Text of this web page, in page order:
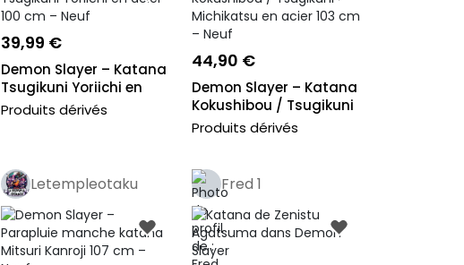
39,99 €
Demon Slayer – Katana
Tsugikuni Yoriichi en
acier...
Produits dérivés
44,90 €
Demon Slayer – Katana
Kokushibou / Tsugikuni
Michi...
Produits dérivés
Letempleotaku
Pro
Fred 1